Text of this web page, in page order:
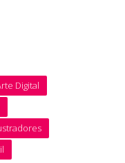
Digital